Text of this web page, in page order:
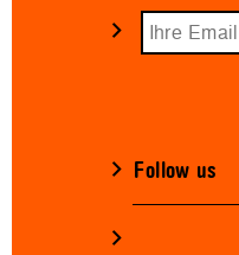
Follow us